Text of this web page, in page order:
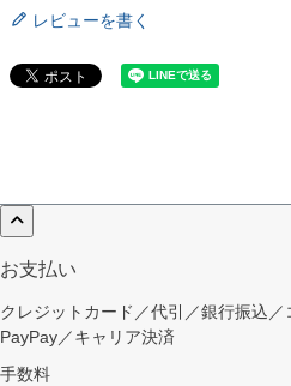
レビューを書く
お支払い
クレジットカード／代引／銀行振込
PayPay／キャリア決済
手数料